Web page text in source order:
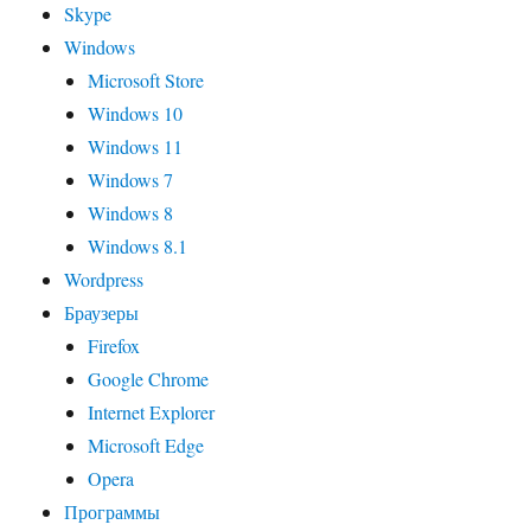
Skype
Windows
Microsoft Store
Windows 10
Windows 11
Windows 7
Windows 8
Windows 8.1
Wordpress
Браузеры
Firefox
Google Chrome
Internet Explorer
Microsoft Edge
Opera
Программы